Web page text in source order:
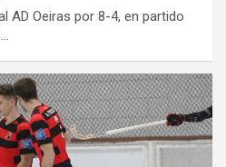
AD Oeiras por 8-4, en partido